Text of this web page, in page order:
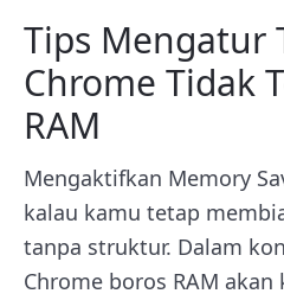
Tips Mengatur
Chrome Tidak
RAM
Mengaktifkan Memory
kalau kamu tetap
tanpa struktur. Dalam
Chrome boros RAM